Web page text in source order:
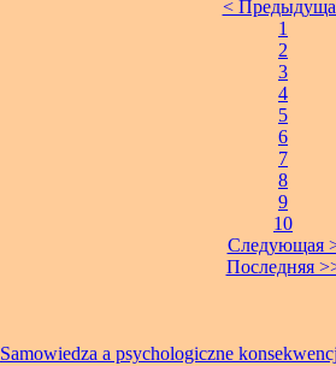
<
1
2
3
4
5
6
7
8
9
10
Следующая
Последняя
Samowiedza a psychologiczne